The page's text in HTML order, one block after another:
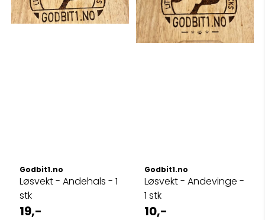
Godbit1.no
Løsvekt - Andehals - 1
stk
19,-
Godbit1.no
Løsvekt - Andevinge -
1 stk
10,-